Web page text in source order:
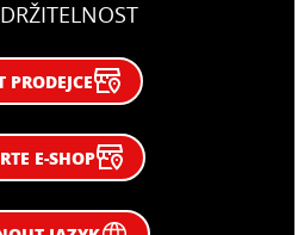
PRODEJCE
E-SHOP